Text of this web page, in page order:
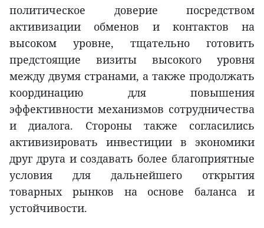
политическое доверие посредством
активизации обменов и контактов на
высоком уровне, тщательно готовить
предстоящие визиты высокого уровня
между двумя странами, а также продолжать
координацию для повышения
эффективности механизмов сотрудничества
и диалога. Стороны также согласились
активизировать инвестиции в экономики
друг друга и создавать более благоприятные
условия для дальнейшего открытия
товарных рынков на основе баланса и
устойчивости.